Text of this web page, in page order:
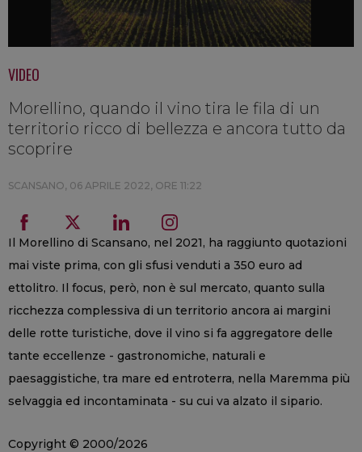
VIDEO
Morellino, quando il vino tira le fila di un
territorio ricco di bellezza e ancora tutto da
scoprire
SCANSANO, 06 APRILE 2022, ORE 11:22
Il Morellino di Scansano, nel 2021, ha raggiunto quotazioni
mai viste prima, con gli sfusi venduti a 350 euro ad
ettolitro. Il focus, però, non è sul mercato, quanto sulla
ricchezza complessiva di un territorio ancora ai margini
delle rotte turistiche, dove il vino si fa aggregatore delle
tante eccellenze - gastronomiche, naturali e
paesaggistiche, tra mare ed entroterra, nella Maremma più
selvaggia ed incontaminata - su cui va alzato il sipario.
Copyright © 2000/2026